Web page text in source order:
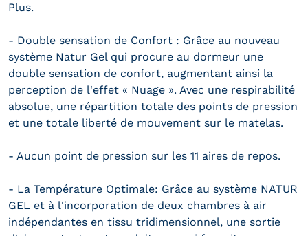
Plus.
- Double sensation de Confort : Grâce au nouveau
système Natur Gel qui procure au dormeur une
double sensation de confort, augmentant ainsi la
perception de l'effet « Nuage ». Avec une respirabilité
absolue, une répartition totale des points de pression
et une totale liberté de mouvement sur le matelas.
- Aucun point de pression sur les 11 aires de repos.
- La Température Optimale: Grâce au système NATUR
GEL et à l'incorporation de deux chambres à air
indépendantes en tissu tridimensionnel, une sortie